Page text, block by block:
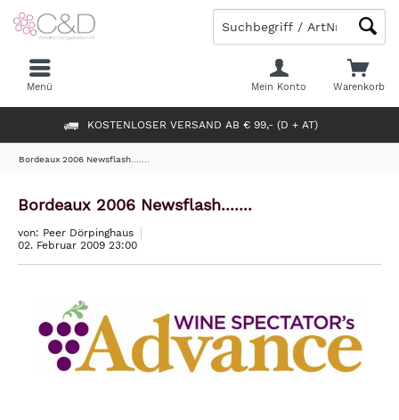
KOSTENLOSER VERSAND AB € 99,- (D + AT)
Warenkorb
Mein Konto
Menü
Bordeaux 2006 Newsflash.......
Bordeaux 2006 Newsflash.......
von: Peer Dörpinghaus
02. Februar 2009 23:00